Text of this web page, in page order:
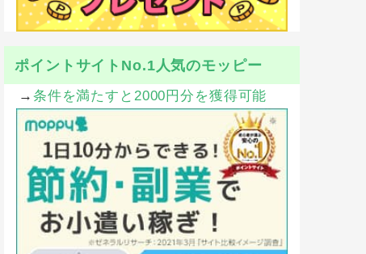
ポイントサイトNo.1人気のモッピー
→ 条件を満たすと2000円分を獲得可能